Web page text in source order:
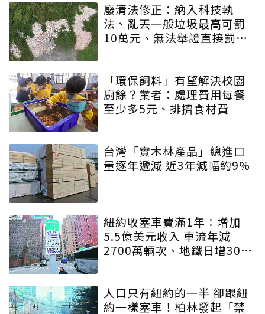
廢清法修正：納入科技執
法、亂丟一般垃圾最高可罰
10萬元、無法舉證直接罰車
「環保飼料」有望解決校園
廚餘？業者：處理費用每餐
至少多5元、排擠食材費
台灣「實木林產品」總進口
量逐年遞減 近3年減幅約9%
紐約收塞車費滿1年：增加
5.5億美元收入 車流年減
2700萬輛次、地鐵日增30萬
人口只有紐約的一半 卻跟紐
約一樣塞車！柏林發起「禁